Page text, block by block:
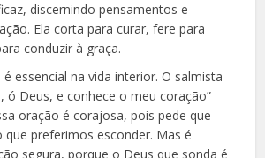
discernindo pensamentos e
Ela corta para curar, fere para
conduzir à graça.
essencial na vida interior. O salmista
ó Deus, e conhece o meu coração”
oração é corajosa, pois pede que
que preferimos esconder. Mas é
segura, porque o Deus que sonda é